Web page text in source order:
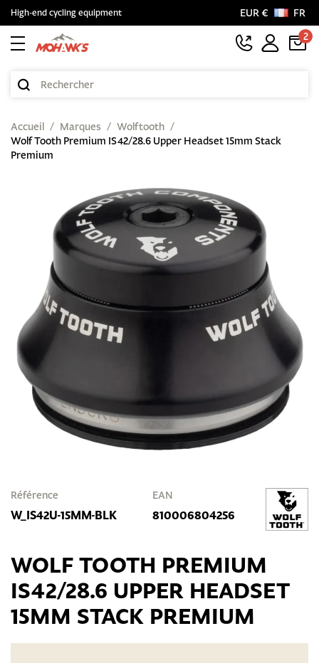
High-end cycling equipment EUR €
FR
2
Accueil Marques
Wolftooth
Wolf Tooth Premium IS42/28.6 Upper Headset 15mm Stack
Premium
Référence
W_IS42U-15MM-BLK
EAN
810006804256
WOLF TOOTH PREMIUM
IS42/28.6 UPPER HEADSET
15MM STACK PREMIUM